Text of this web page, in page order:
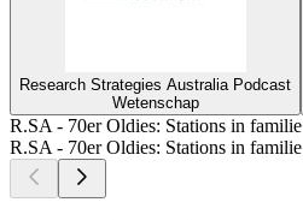
Research Strategies Australia Podcast
Wetenschap
R.SA - 70er Oldies: Stations in familie
R.SA - 70er Oldies: Stations in familie